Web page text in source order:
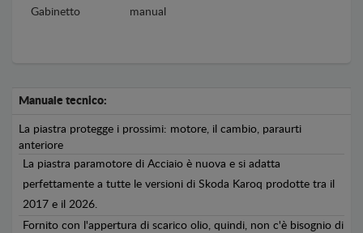
Gabinetto manual
Manuale tecnico:
La piastra protegge i prossimi: motore, il cambio, paraurti
anteriore
La piastra paramotore di Acciaio è nuova e si adatta
perfettamente a tutte le versioni di Skoda Karoq prodotte tra il
2017 e il 2026.
Fornito con l'appertura di scarico olio, quindi, non c'è bisognio di